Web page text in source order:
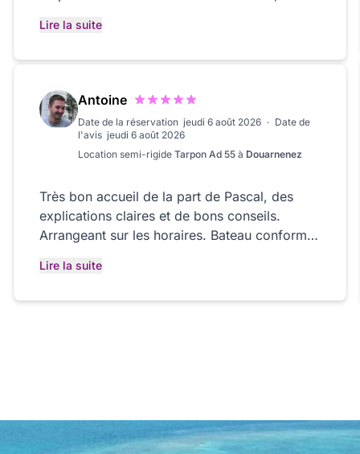
de cartes détailles du Golf et de la baie de
recommande !
Lire la suite
Antoine
Date de la réservation jeudi 6 août 2026 · Date de
l'avis jeudi 6 août 2026
Location semi-rigide Tarpon Ad 55 à Douarnenez
Très bon accueil de la part de Pascal, des
explications claires et de bons conseils.
Arrangeant sur les horaires. Bateau conforme
Lire la suite